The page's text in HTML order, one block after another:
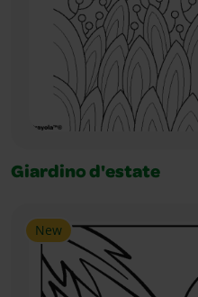
Giardino d'estate
New